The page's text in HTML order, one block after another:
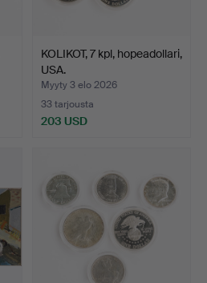
KOLIKOT, 7 kpl, hopeadollari,
USA.
Myyty 3 elo 2026
33 tarjousta
203 USD